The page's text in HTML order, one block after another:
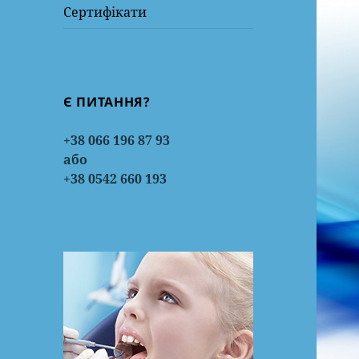
Сертифікати
Є ПИТАННЯ?
+38 066 196 87 93
або
+38 0542 660 193